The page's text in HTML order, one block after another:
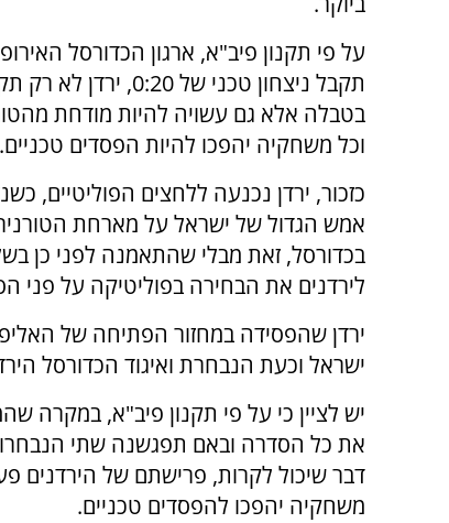
על פי תקנון פיב"א, ארגון הכדורסל
בטבלה אלא גם עשויה להיות מודחת
וכל משחקיה יהפכו להיות הפסדים טכניים.
כזכור, ירדן נכנעה ללחצים הפוליטיים,
אמש הגדול של ישראל על מארחת
בכדורסל, זאת מבלי שהתאמנה לפני כן
לירדנים את הבחירה בפוליטיקה על פני
ירדן שהפסידה במחזור הפתיחה של
ישראל וכעת הנבחרת ואיגוד הכדורסל
יש לציין כי על פי תקנון פיב"א, במקרה
את כל הסדרה ובאם תפגשנה שתי
דבר שיכול לקרות, פרישתם של הירדנים
משחקיה יהפכו להפסדים טכניים.